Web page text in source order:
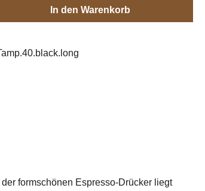
den gewünschten Wert ein
In den Warenkorb
formschönen Espresso-Drücker liegt